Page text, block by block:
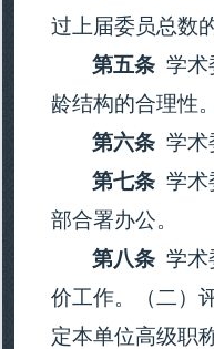
过上届委员总数
第五条 学术
龄结构的合理性
第六条 学术
第七条 学术
部合署办公。
第八条 学术
价工作。
（二）
定本单位高级职